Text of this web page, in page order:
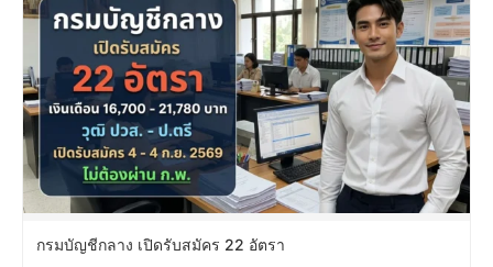
กรมบัญชีกลาง เปิดรับสมัคร 22 อัตรา